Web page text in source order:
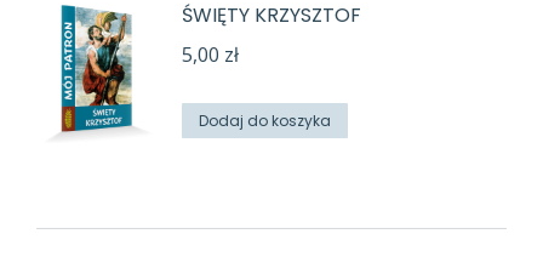
ŚWIĘTY KRZYSZTOF
5,00 zł
Dodaj do koszyka